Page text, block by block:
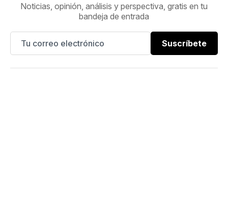
Noticias, opinión, análisis y perspectiva, gratis en tu
bandeja de entrada
Suscríbete